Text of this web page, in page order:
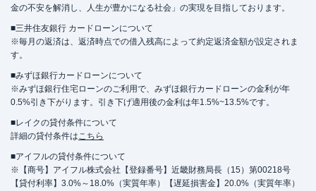
金の不安を解消し、人生が豊かになる社会」の実現を目指しております。
■三井住友銀行 カードローンについて
※毎月の返済は、返済時点での借入残高によって約定返済金額が設定されま
す。
■みずほ銀行カードローンについて
※みずほ銀行住宅ローンのご利用で、みずほ銀行カードローンの金利が年
0.5%引き下がります。引き下げ適用後の金利は年1.5%~13.5%です。
■レイクの貸付条件について
詳細の貸付条件はこちら
■アイフルの貸付条件について
※【商号】アイフル株式会社【登録番号】近畿財務局長（15）第00218号
【貸付利率】3.0%～18.0%（実質年率）【遅延損害金】20.0%（実質年率）